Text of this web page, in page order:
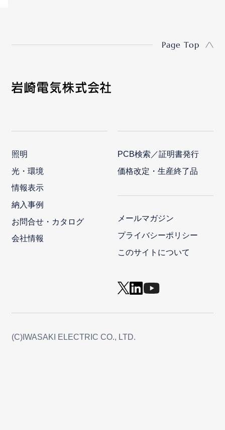
Page Top
照明
光・環境
情報表示
納入事例
お問合せ・カタログ
会社情報
PCB検索／証明書発行
価格改定・生産終了品
メールマガジン
プライバシーポリシー
このサイトについて
(C)IWASAKI ELECTRIC CO., LTD.